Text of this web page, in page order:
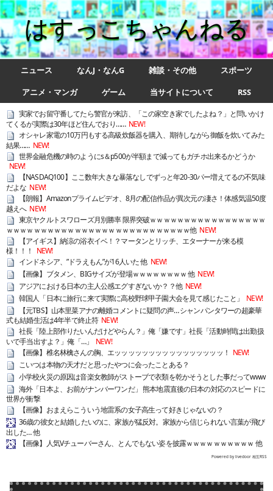
はすっこちゃんねる
ニュース なんJ・なんG 雑談・その他
スポーツ
アニメ・マンガ
ゲーム 当サイトについて RSS
実家でお留守番してたら警官が来訪、「この家空き家でしたよね？」と問いかけ
てくるが実際は30年ほど住んでおり…… NEW!
オシャレ家電の10万円もする高級炊飯器を購入、期待しながら御飯を炊いてみた
結果…… NEW!
世界金融危機の時のようにs＆p500が半額まで減ってもガチホ出来るかどうか
NEW!
【NASDAQ100】ここ数年大きな暴落なしでずっと年20-30パー増えてるの不気味
だよな NEW!
【朗報】Amazonプライムビデオ、8月の配信作品が異次元の凄さ！体感気温50度
越えへ NEW!
東京ヤクルトスワローズ月別勝率 限界突破ｗｗｗｗｗｗｗｗｗｗｗｗｗｗｗｗｗ
ｗｗｗｗｗｗｗｗｗｗｗｗｗｗｗｗｗｗｗｗｗｗｗｗｗｗｗ他 NEW!
【アイギス】納涼の浴衣イベ！？マータンとリッチ、エターナーが来る模
様！！！
NEW!
インドネシア、”ドラえもん”が16人いた 他 NEW!
【画像】ブタメン、BIGサイズが登場ｗｗｗｗｗｗｗｗ 他 NEW!
アジアにおける日本の主人公感エグすぎないか？？他 NEW!
韓国人「日本に旅行に来て実際に高校野球甲子園大会を見て感じたこと」
NEW!
【元TBS】山本里菜アナの離婚コメントに疑問の声… シャンパンタワーの超豪華
式も結婚生活は4年半で終止符 NEW!
社長「陸上部作りたいんだけどやらん？」俺「嫌です」社長「活動時間は出勤扱
いで手当出すよ？」俺「…」
NEW!
【画像】椎名林檎さんの胸、エッッッッッッッッッッッッッッッッ！ NEW!
こいつは本物の天才だと思ったやつに会ったことある？
小学校火災の原因は音楽女教師がストーブで衣類を乾かそうとした事だってwww
海外「日本よ、お前がナンバーワンだ」 熊本地震直後の日本の対応のスピードに
世界が衝撃
【画像】おまえらこういう地雷系の女子高生って好きじゃないの？
36歳の彼女と結婚したいのに、家族が猛反対。家族から信じられない言葉が飛び
出した… 他
【画像】人気Vチューバーさん、とんでもない姿を披露ｗｗｗｗｗｗｗｗｗｗ 他
Powered by livedoor 相互RSS